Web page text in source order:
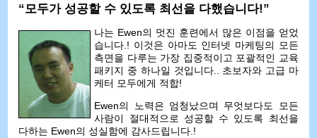
“모두가 성공할 수 있도록 최선을 다했습니다!”
나는 Ewen의 멋진 훈련에서 많은 이점을 얻었
습니다.! 이것은 아마도 인터넷 마케팅의 모든
측면을 다루는 가장 집중적이고 포괄적인 교육
패키지 중 하나일 것입니다.. 초보자와 고급 마
케터 모두에게 적합!
Ewen의 노력은 엄청났으며 무엇보다도 모든
사람이 절대적으로 성공할 수 있도록 최선을
다하는 Ewen의 성실함에 감사드립니다.!